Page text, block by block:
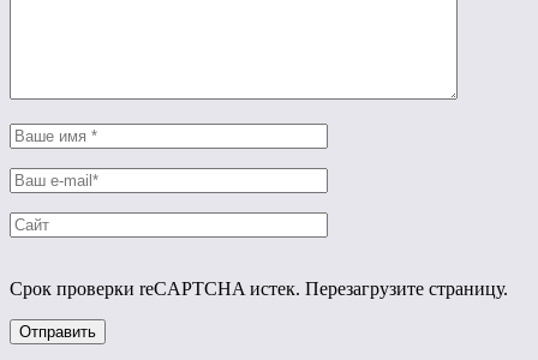
Срок проверки reCAPTCHA истек. Перезагрузите страницу.